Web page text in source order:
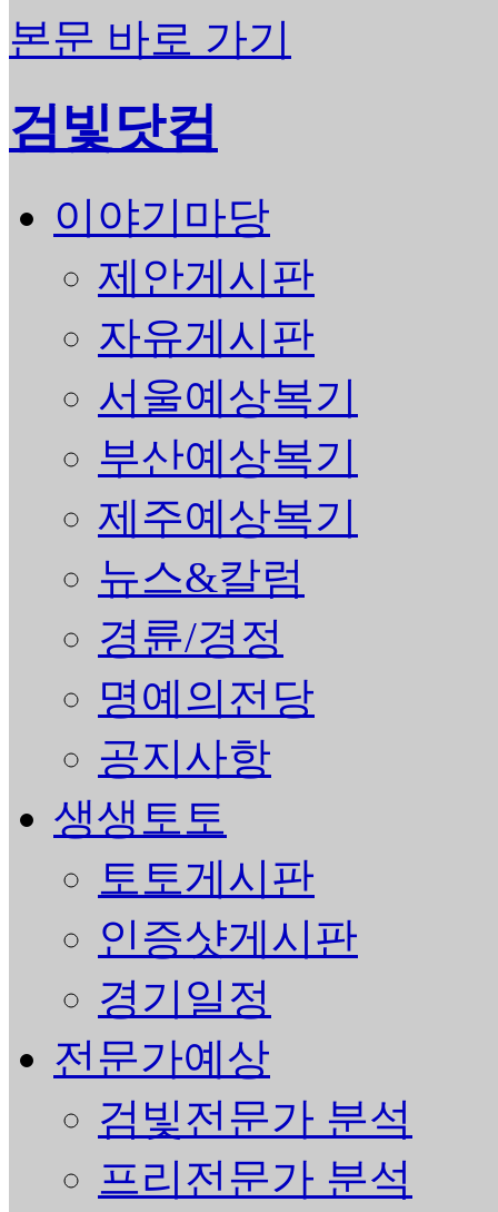
본문 바로 가기
검빛닷컴
이야기마당
제안게시판
자유게시판
서울예상복기
부산예상복기
제주예상복기
뉴스&칼럼
경륜/경정
명예의전당
공지사항
생생토토
토토게시판
인증샷게시판
경기일정
전문가예상
검빛전문가 분석
프리전문가 분석